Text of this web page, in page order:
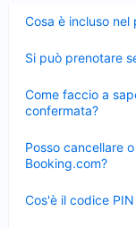
Cosa è incluso nel
chiuso
Si può prenotare
chiuso
Come faccio a
confermata?
chiuso
Posso cancellare
Booking.com?
chiuso
Cos'è il codice
chiuso